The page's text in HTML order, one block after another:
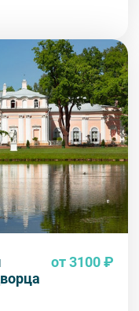
от 3100 ₽